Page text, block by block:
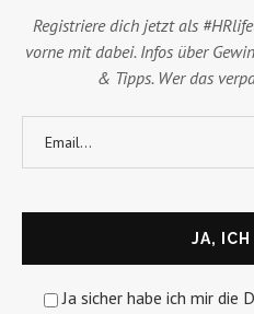
Registriere dich jetzt als
vorne mit dabei. Infos über
& Tipps. Wer das
Ja sicher habe ich mir die